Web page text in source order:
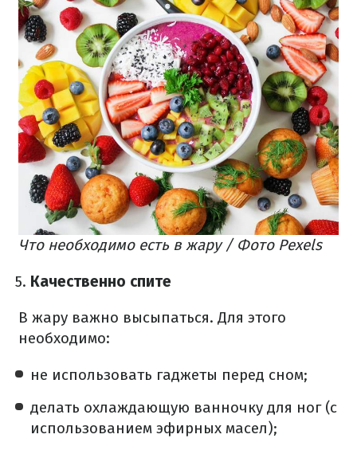
Что необходимо есть в жару / Фото Pexels
Качественно спите
В жару важно высыпаться. Для этого
необходимо:
не использовать гаджеты перед сном;
делать охлаждающую ванночку для ног (с
использованием эфирных масел);